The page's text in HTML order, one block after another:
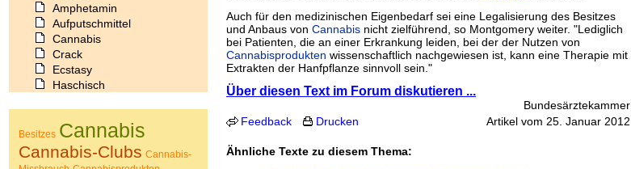
Auch für den medizinischen Eigenbedarf sei eine Legalisierung des Besitzes
und Anbaus von Cannabis nicht zielführend, so Montgomery weiter. "Lediglich
bei Patienten, die an einer Erkrankung leiden, bei der der Nutzen von
Cannabisprodukten wissenschaftlich nachgewiesen ist, kann eine Therapie mit
Extrakten der Hanfpflanze sinnvoll sein."
Über diesen Text im Forum diskutieren ...
Bundesärztekammer
Artikel vom 25. Januar 2012
Feedback Drucken
Ähnliche Texte zu diesem Thema:
Amphetamin
Aufputschmittel
Cannabis
Crack
Ecstasy
Haschisch
Koffein
Kokain
Lachgas
Besitzes Cannabis
Cannabis-Clubs Cannabis-